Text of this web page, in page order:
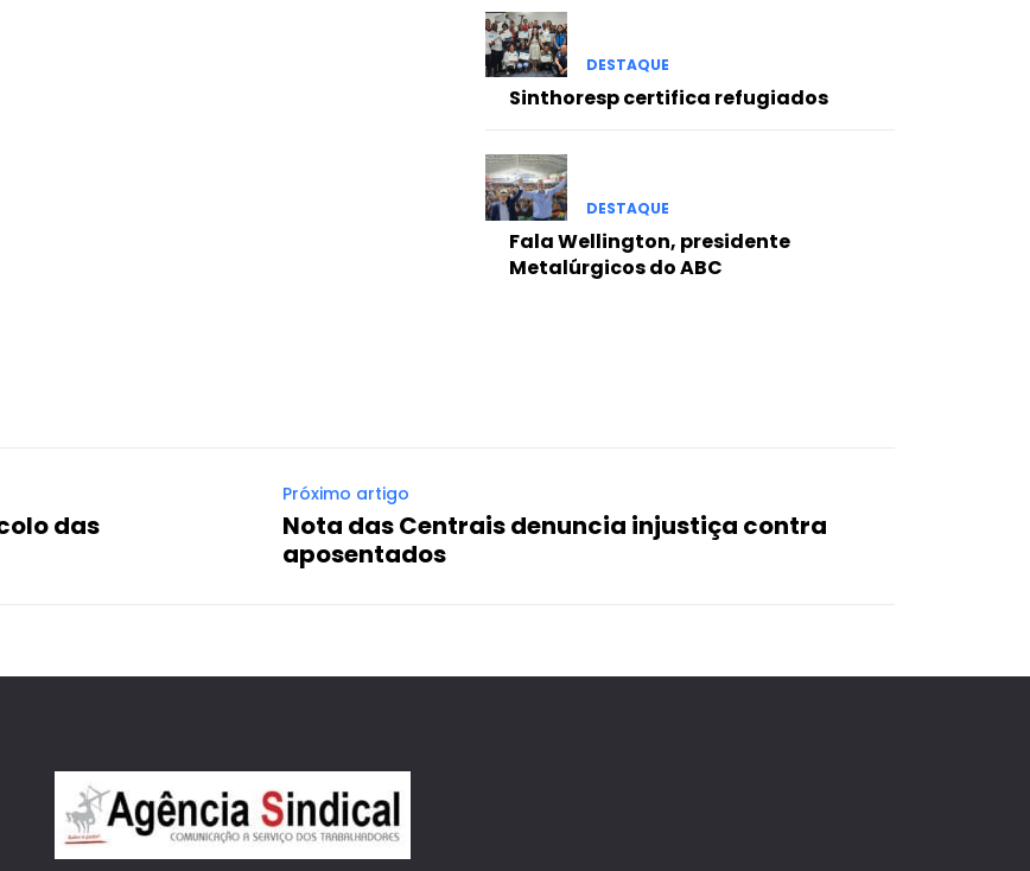
DESTAQUE
Sinthoresp certifica refugiados
DESTAQUE
Fala Wellington, presidente
Metalúrgicos do ABC
das
Próximo artigo
Nota das Centrais denuncia injustiça contra
aposentados